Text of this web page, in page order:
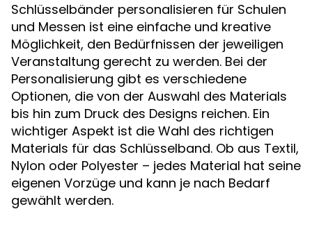
Schlüsselbänder personalisieren für Schulen
und Messen ist eine einfache und kreative
Möglichkeit, den Bedürfnissen der jeweiligen
Veranstaltung gerecht zu werden. Bei der
Personalisierung gibt es verschiedene
Optionen, die von der Auswahl des Materials
bis hin zum Druck des Designs reichen. Ein
wichtiger Aspekt ist die Wahl des richtigen
Materials für das Schlüsselband. Ob aus Textil,
Nylon oder Polyester – jedes Material hat seine
eigenen Vorzüge und kann je nach Bedarf
gewählt werden.